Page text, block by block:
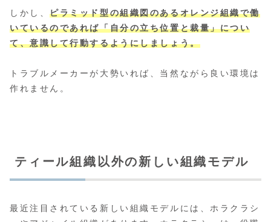
しかし、ピラミッド型の組織図のあるオレンジ組織で働
いているのであれば「自分の立ち位置と裁量」につい
て、意識して行動するようにしましょう。
トラブルメーカーが大勢いれば、当然ながら良い環境は
作れません。
ティール組織以外の新しい組織モデル
最近注目されている新しい組織モデルには、ホラクラシ